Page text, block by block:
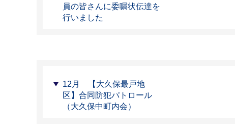
員の皆さんに委嘱状伝達を
行いました
12月 【大久保最戸地
区】合同防犯パトロール
（大久保中町内会）